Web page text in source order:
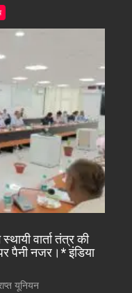
वार्ता तंत्र की
पैनी नजर।* इंडिया
यूनियन